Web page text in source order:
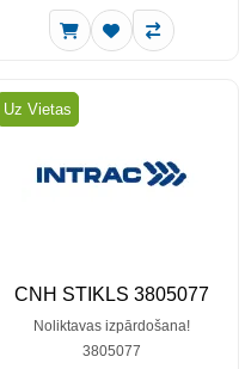
Uz Vietas
CNH STIKLS 3805077
Noliktavas izpārdošana!
3805077